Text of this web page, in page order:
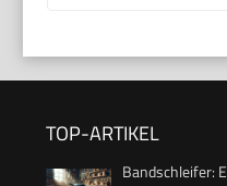
TOP-ARTIKEL
Bandschleifer: